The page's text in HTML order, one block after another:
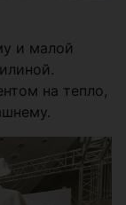
и малой
на тепло,